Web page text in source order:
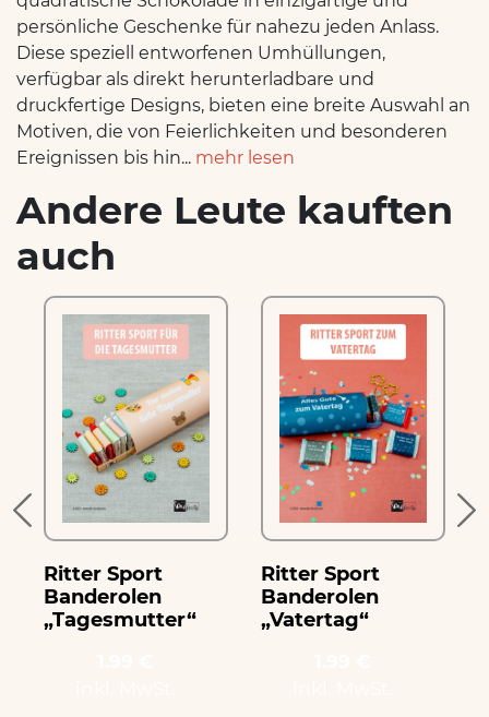
persönliche Geschenke für nahezu jeden Anlass.
Diese speziell entworfenen Umhüllungen,
verfügbar als direkt herunterladbare und
druckfertige Designs, bieten eine breite Auswahl an
Motiven, die von Feierlichkeiten und besonderen
Ereignissen bis hin... mehr lesen
Andere Leute kauften
auch
Ritter Sport
Banderolen
„Tagesmutter“
Ritter Sport
Banderolen
„Vatertag“